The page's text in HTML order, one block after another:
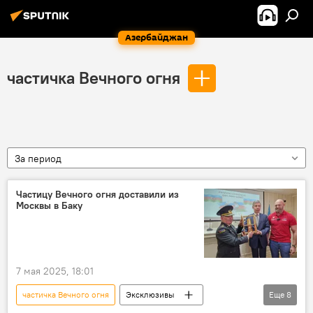
Азербайджан
частичка Вечного огня
За период
Частицу Вечного огня доставили из
Москвы в Баку
7 мая 2025, 18:01
частичка Вечного огня
Эксклюзивы
Еще 8